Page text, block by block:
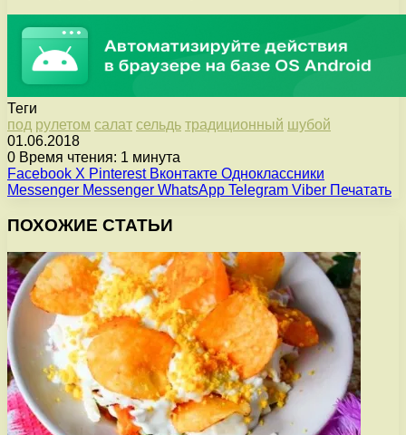
Теги
под рулетом салат сельдь традиционный шубой
01.06.2018
0 Время чтения: 1 минута
Facebook X Pinterest Вконтакте Одноклассники
Messenger Messenger WhatsApp Telegram Viber Печатать
ПОХОЖИЕ СТАТЬИ